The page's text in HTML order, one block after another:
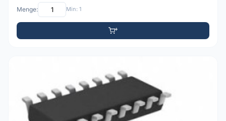
Menge: Min: 1